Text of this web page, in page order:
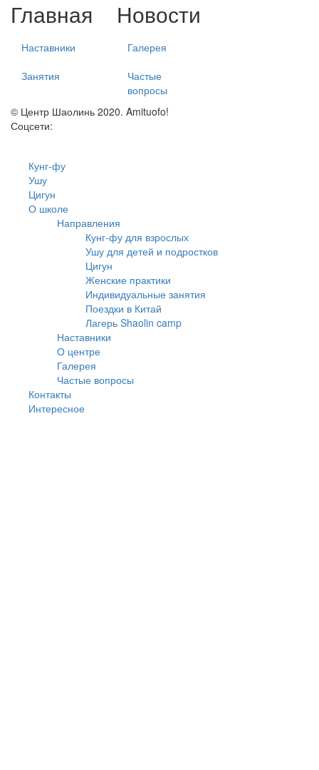
Главная
Наставники
Занятия
Новости
Галерея
Частые
вопросы
© Центр Шаолинь 2020. Amituofo!
Соцсети:
Кунг-фу
Ушу
Цигун
О школе
Направления
Кунг-фу для взрослых
Ушу для детей и подростков
Цигун
Женские практики
Индивидуальные занятия
Поездки в Китай
Лагерь Shaolin camp
Наставники
О центре
Галерея
Частые вопросы
Контакты
Интересное